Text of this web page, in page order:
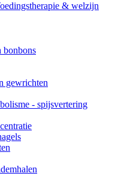
& welzijn
bonbons
gewrichten
- spijsvertering